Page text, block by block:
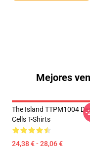
Mejores
The Island TTPM1004
Cells T-Shirts
24,38 € - 28,06 €
-